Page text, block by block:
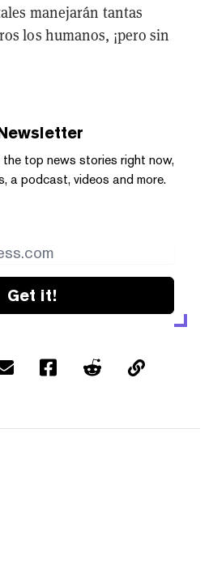
manejarán tantas
los humanos, ¡pero sin
top news stories right now,
a podcast, videos and more.
Get it!